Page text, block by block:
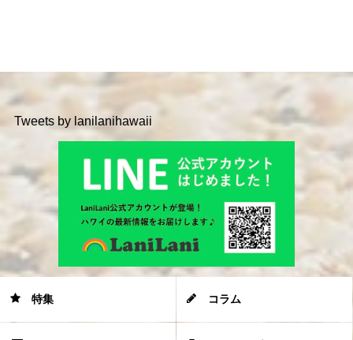
Tweets by lanilanihawaii
特集 コラム